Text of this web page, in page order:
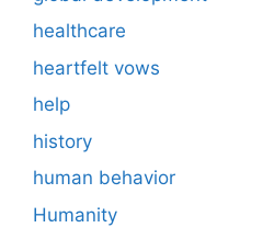
healthcare
heartfelt vows
help
history
human behavior
Humanity